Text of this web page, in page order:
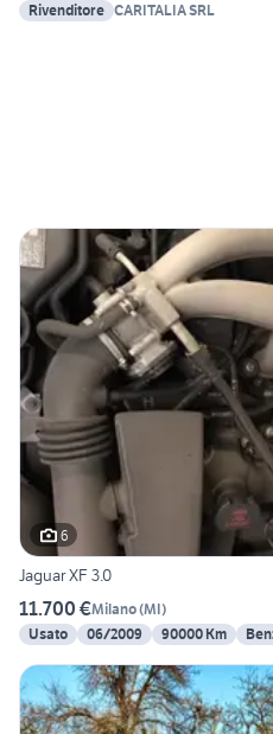
Rivenditore CARITALIA SRL
6
Jaguar XF 3.0
11.700 €Milano(MI)
Usato
06/2009 90000 Km